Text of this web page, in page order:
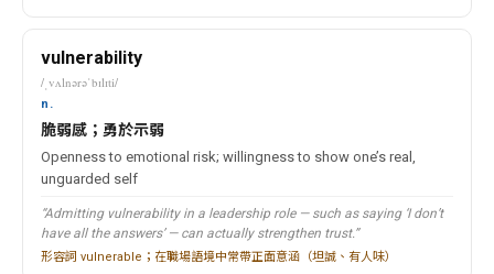
vulnerability
/ˌvʌlnərəˈbɪlɪti/
n.
脆弱感；勇於示弱
Openness to emotional risk; willingness to show one’s real,
unguarded self
“Admitting vulnerability in a leadership role — such as saying ‘I don’t
have all the answers’ — can actually strengthen trust.”
形容詞 vulnerable；在職場語境中常帶正面意涵（坦誠、有人味）